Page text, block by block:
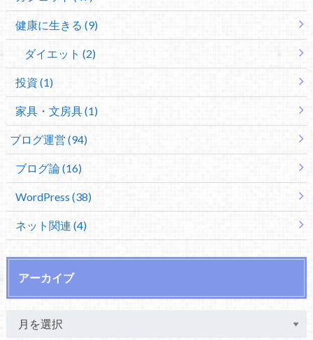
健康に生きる (9)
ダイエット (2)
投資 (1)
家具・文房具 (1)
ブログ運営 (94)
ブログ論 (16)
WordPress (38)
ネット関連 (4)
アーカイブ